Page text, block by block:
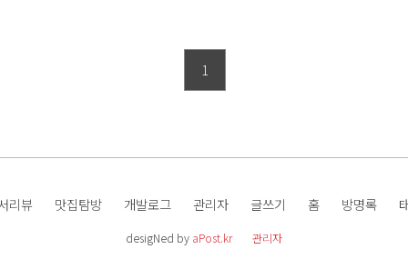
1
리뷰 맛집탐방 개발로그 관리자 글쓰기 홈 방명록
desigNed by aPost.kr 관리자